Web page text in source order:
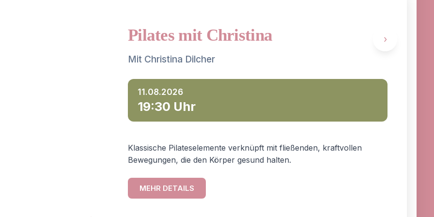
Pilates mit Christina
Mit Christina Dilcher
11.08.2026
19:30 Uhr
Klassische Pilateselemente verknüpft mit fließenden, kraftvollen
Bewegungen, die den Körper gesund halten.
MEHR DETAILS
›